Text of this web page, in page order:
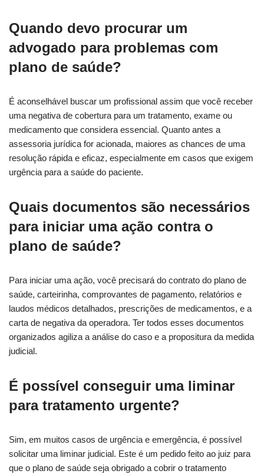
Quando devo procurar um
advogado para problemas com
plano de saúde?
É aconselhável buscar um profissional assim que você receber
uma negativa de cobertura para um tratamento, exame ou
medicamento que considera essencial. Quanto antes a
assessoria jurídica for acionada, maiores as chances de uma
resolução rápida e eficaz, especialmente em casos que exigem
urgência para a saúde do paciente.
Quais documentos são necessários
para iniciar uma ação contra o
plano de saúde?
Para iniciar uma ação, você precisará do contrato do plano de
saúde, carteirinha, comprovantes de pagamento, relatórios e
laudos médicos detalhados, prescrições de medicamentos, e a
carta de negativa da operadora. Ter todos esses documentos
organizados agiliza a análise do caso e a propositura da medida
judicial.
É possível conseguir uma liminar
para tratamento urgente?
Sim, em muitos casos de urgência e emergência, é possível
solicitar uma liminar judicial. Este é um pedido feito ao juiz para
que o plano de saúde seja obrigado a cobrir o tratamento